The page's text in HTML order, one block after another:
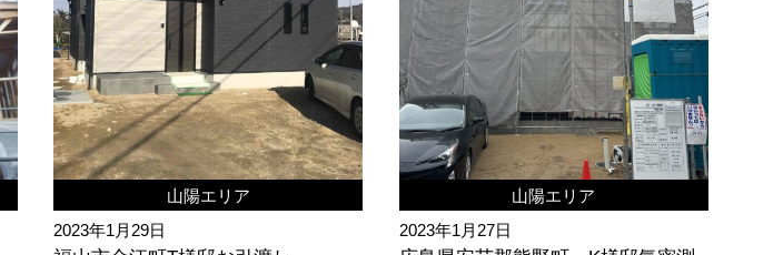
山陽エリア
2023年1月29日
山陽エリア
2023年1月27日